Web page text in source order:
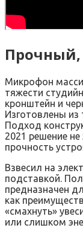
Микрофон
тяжести
кронштейн и
Изготовлены из
Подход
2021 решение
прочность
Взвесил на
подставкой.
предназначен
как
«смахнуть»
или слишком